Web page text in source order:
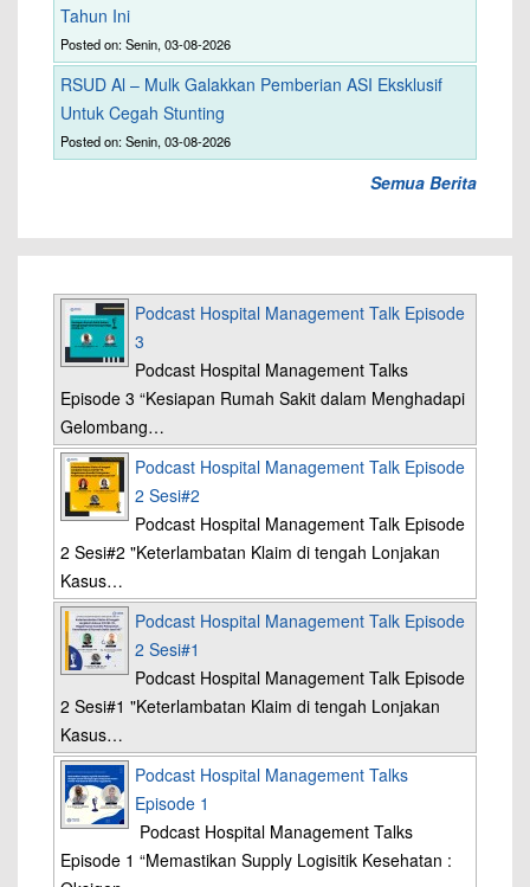
Tahun Ini
Posted on: Senin, 03-08-2026
RSUD Al – Mulk Galakkan Pemberian ASI Eksklusif
Untuk Cegah Stunting
Posted on: Senin, 03-08-2026
Semua Berita
Podcast Hospital Management Talk Episode
3
Podcast Hospital Management Talks
Episode 3 “Kesiapan Rumah Sakit dalam Menghadapi
Gelombang…
Podcast Hospital Management Talk Episode
2 Sesi#2
Podcast Hospital Management Talk Episode
2 Sesi#2 "Keterlambatan Klaim di tengah Lonjakan
Kasus…
Podcast Hospital Management Talk Episode
2 Sesi#1
Podcast Hospital Management Talk Episode
2 Sesi#1 "Keterlambatan Klaim di tengah Lonjakan
Kasus…
Podcast Hospital Management Talks
Episode 1
Podcast Hospital Management Talks
Episode 1 “Memastikan Supply Logisitik Kesehatan :